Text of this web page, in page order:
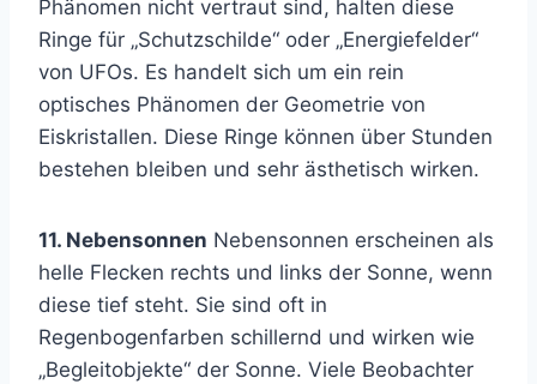
Phänomen nicht vertraut sind, halten diese
Ringe für „Schutzschilde“ oder „Energiefelder“
von UFOs. Es handelt sich um ein rein
optisches Phänomen der Geometrie von
Eiskristallen. Diese Ringe können über Stunden
bestehen bleiben und sehr ästhetisch wirken.
11. Nebensonnen Nebensonnen erscheinen als
helle Flecken rechts und links der Sonne, wenn
diese tief steht. Sie sind oft in
Regenbogenfarben schillernd und wirken wie
„Begleitobjekte“ der Sonne. Viele Beobachter